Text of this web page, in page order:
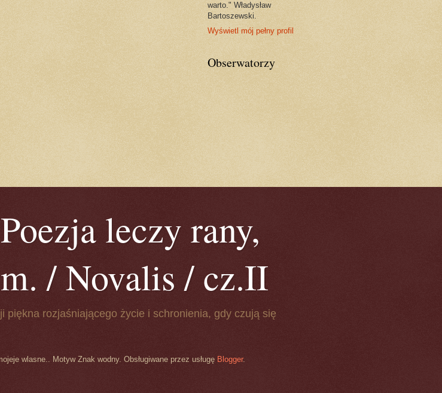
warto." Władysław
Bartoszewski.
Wyświetl mój pełny profil
Obserwatorzy
leczy rany,
/ Novalis / cz.II
piękna rozjaśniającego życie i schronienia, gdy czują się
wlasne.. Motyw Znak wodny. Obsługiwane przez usługę Blogger.